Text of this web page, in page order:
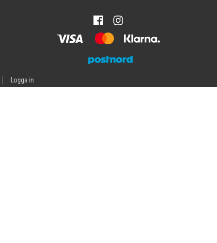
Logga in